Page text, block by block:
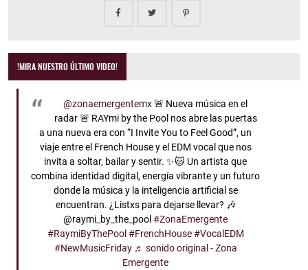
!MIRA NUESTRO ÚLTIMO VIDEO!
@zonaemergentemx🚨 Nueva música en el
radar 🚨 RAYmi by the Pool nos abre las puertas
a una nueva era con “I Invite You to Feel Good”, un
viaje entre el French House y el EDM vocal que nos
invita a soltar, bailar y sentir. ✨🐱 Un artista que
combina identidad digital, energía vibrante y un futuro
donde la música y la inteligencia artificial se
encuentran. ¿Listxs para dejarse llevar? 🎶
@raymi_by_the_pool#ZonaEmergente
#RaymiByThePool #FrenchHouse #VocalEDM
#NewMusicFriday ♬ sonido original - Zona
Emergente